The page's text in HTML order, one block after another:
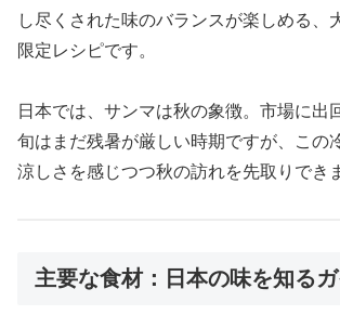
し尽くされた味のバランスが楽しめる、
限定レシピです。
日本では、サンマは秋の象徴。市場に出
旬はまだ残暑が厳しい時期ですが、この
涼しさを感じつつ秋の訪れを先取りでき
主要な食材：日本の味を知る